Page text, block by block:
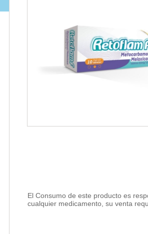
El Consumo de este producto es
cualquier medicamento, su venta